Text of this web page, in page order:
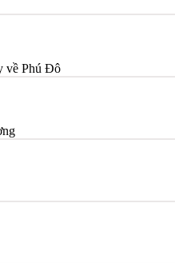
về Phú Đô